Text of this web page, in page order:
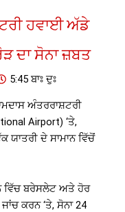
ਹਵਾਈ ਅੱਡੇ
ਦਾ ਸੋਨਾ ਜ਼ਬਤ
5:45 ਬਾਃ ਦੁਃ
ਅੰਤਰਰਾਸ਼ਟਰੀ
Airport) ‘ਤੇ,
ਦੇ ਸਾਮਾਨ ਵਿੱਚੋਂ
ਵਿੱਚ ਬਰੇਸਲੇਟ ਅਤੇ ਹੋਰ
ਕਰਨ ‘ਤੇ, ਸੋਨਾ 24